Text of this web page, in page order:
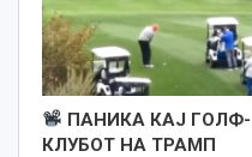
ПАНИКА КАЈ ГОЛФ-
КЛУБОТ НА ТРАМП